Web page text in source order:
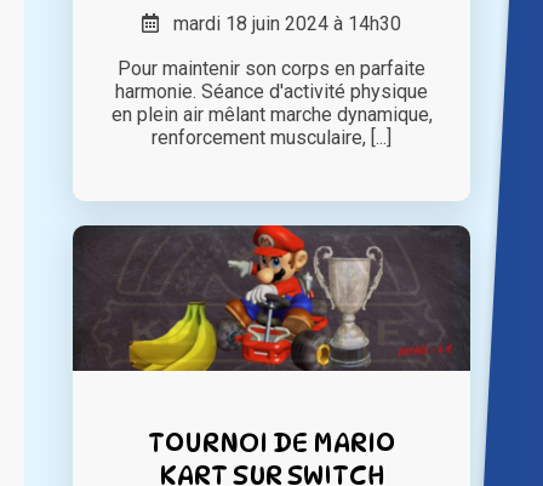
mardi 18 juin 2024 à 14h30
Pour maintenir son corps en parfaite
harmonie. Séance d'activité physique
en plein air mêlant marche dynamique,
renforcement musculaire, [...]
TOURNOI DE MARIO
KART SUR SWITCH